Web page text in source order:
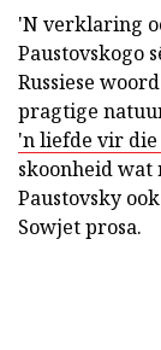
'N verklaring
Paustovskogo
Russiese
pragtige
'n liefde vir
skoonheid wat
Paustovsky
Sowjet prosa.